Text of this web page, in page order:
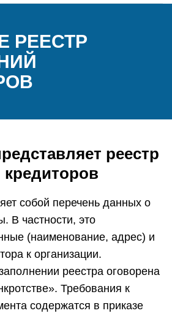
РЕЕСТР
реестр
собой перечень данных о
В частности, это
(наименование, адрес) и
к организации.
реестра оговорена
Требования к
содержатся в приказе